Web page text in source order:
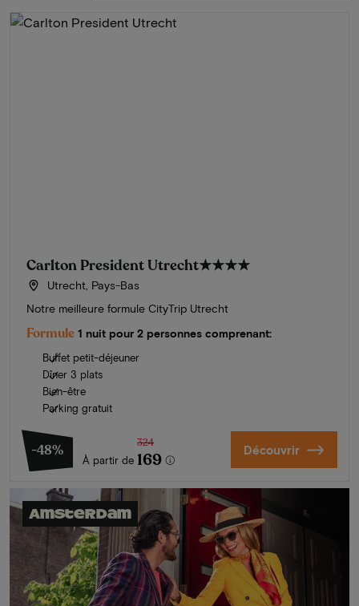
Carlton President Utrecht★★★★
Utrecht, Pays-Bas
Notre meilleure formule CityTrip Utrecht
Formule 1 nuit pour 2 personnes comprenant:
Buffet petit-déjeuner
Dîner 3 plats
Bien-être
Parking gratuit
-48%
À partir de
324
169 Découvrir
Amsterdam